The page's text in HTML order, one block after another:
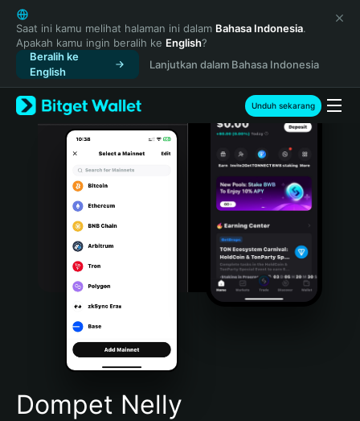
English
日本語
Tiếng Việt
Русский
Español (Latinoamérica)
Türkçe
Italiano
Português (Portugal)
Bahasa Indonesia
Português (Brasil)
Español (Argentina)
Saat ini kamu melihat halaman ini dalam Bahasa Indonesia.
Apakah kamu ingin beralih ke English?
Beralih ke
English
Lanjutkan dalam Bahasa Indonesia
Unduh sekarang
Dompet Nelly